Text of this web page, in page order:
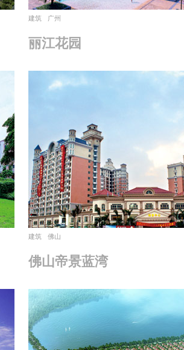
建筑 广州
丽江花园
建筑 佛山
佛山帝景蓝湾